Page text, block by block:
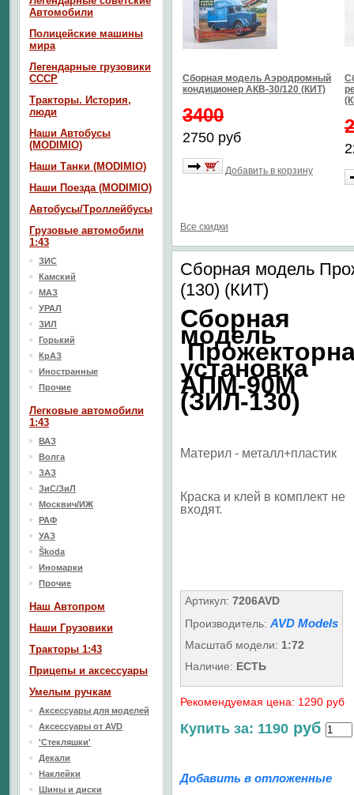
Сборная модель Аэродромный
кондиционер АКВ-30/120 (КИТ)
3400
2750 руб
Добавить в корзину
Все скидки
Сборная модель
(130) (КИТ)
Сборная
модель
установка
АПМ-90М
(ЗИЛ-130)
Материл - металл+пластик
Краска и клей в комплект не
входят.
Артикул: 7206AVD
Производитель: AVD Models
Масштаб модели: 1:72
Наличие: ЕСТЬ
Рекомендуемая цена: 1290 руб
Купить за: 1190 руб
Добавить в отложенные
Автомобили
Полицейские машины
мира
Легендарные грузовики
СССР
Тракторы. История,
люди
Наши Автобусы
(MODIMIO)
Наши Танки (MODIMIO)
Наши Поезда (MODIMIO)
Автобусы/Троллейбусы
Грузовые автомобили
1:43
ЗИС
Камский
МАЗ
УРАЛ
ЗИЛ
Горький
КрАЗ
Иностранные
Прочие
Легковые автомобили
1:43
ВАЗ
Волга
ЗАЗ
ЗиС/ЗиЛ
Москвич/ИЖ
РАФ
УАЗ
Škoda
Иномарки
Прочие
Наш Aвтопром
Наши Грузовики
Тракторы 1:43
Прицепы и аксессуары
Умелым ручкам
Аксессуары для моделей
Аксессуары от AVD
'Стекляшки'
Декали
Наклейки
Шины и диски